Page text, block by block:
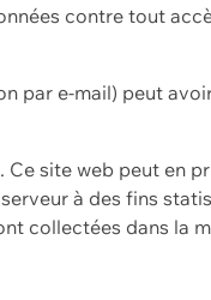
contre tout
par e-mail) peut
site web peut en
à des fins
collectées dans la